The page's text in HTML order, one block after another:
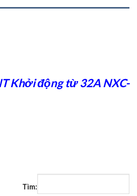
Khởi động từ 32A NXC-
Tìm: